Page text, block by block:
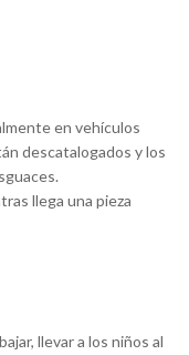
en vehículos
descatalogados y los
llega una pieza
llevar a los niños al